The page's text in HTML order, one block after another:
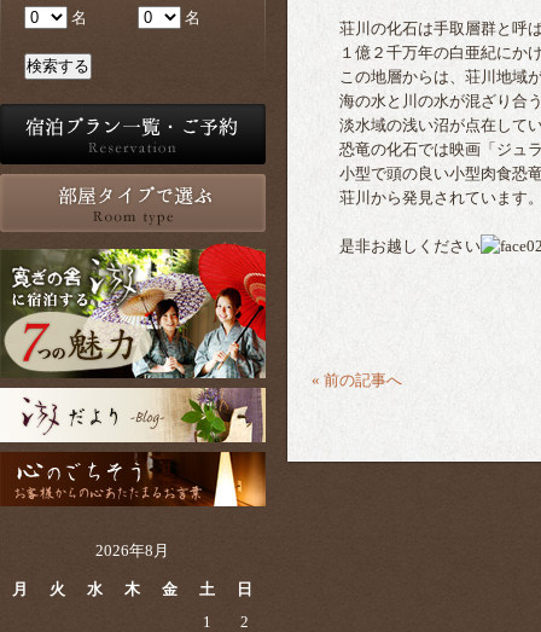
名
名
検索する
2026年8月
月 火 水 木 金 土 日
1
2
荘川の化石は手取層群と呼
１億２千万年の白亜紀にか
この地層からは、荘川地域
海の水と川の水が混ざり合
淡水域の浅い沼が点在して
恐竜の化石では映画「ジュ
小型で頭の良い小型肉食恐
荘川から発見されています
是非お越しください
« 前の記事へ